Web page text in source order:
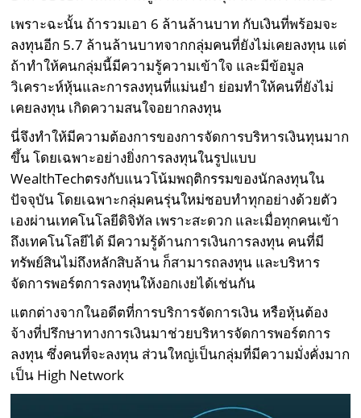
เพราะฉะนั้น ถ้ารวมเอา 6 ล้านล้านบาท กับเงินที่พร้อมจะ
ลงทุนอีก 5.7 ล้านล้านบาทจากกลุ่มคนที่ยังไม่เคยลงทุน แต่
ถ้าทำให้คนกลุ่มนี้มีความรู้ความเข้าใจ และมีข้อมูล
วิเคราะห์หุ้นและการลงทุนที่แม่นยำ ย่อมทำให้คนที่ยังไม่
เคยลงทุน เกิดความสนใจอยากลงทุน
นี่จึงทำให้มีความต้องการของการจัดการบริหารเงินทุนมาก
ขึ้น โดยเฉพาะอย่างยิ่งการลงทุนในรูปแบบ
WealthTechตรงกับแนวโน้มพฤติกรรมของนักลงทุนใน
ปัจจุบัน โดยเฉพาะกลุ่มคนรุ่นใหม่ชอบทำทุกอย่างด้วยตัว
เองผ่านเทคโนโลยีดิจิทัล เพราะสะดวก และเมื่อทุกคนเข้า
ถึงเทคโนโลยีได้ มีความรู้ด้านการเงินการลงทุน คนที่มี
ทรัพย์สินไม่ถึงหลักสิบล้าน ก็สามารถลงทุน และบริหาร
จัดการพอร์ตการลงทุนให้งอกเงยได้เช่นกัน
แตกต่างจากในอดีตที่การบริการจัดการเงิน หรือหุ้นต้อง
จ้างที่ปรึกษาทางการเงินมาช่วยบริหารจัดการพอร์ตการ
ลงทุน ซึ่งคนที่จะลงทุน ส่วนใหญ่เป็นกลุ่มที่มีความมั่งคั่งมาก
เป็น High Network